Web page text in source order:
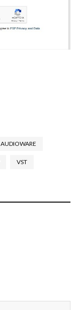
AUDIOWARE
VST